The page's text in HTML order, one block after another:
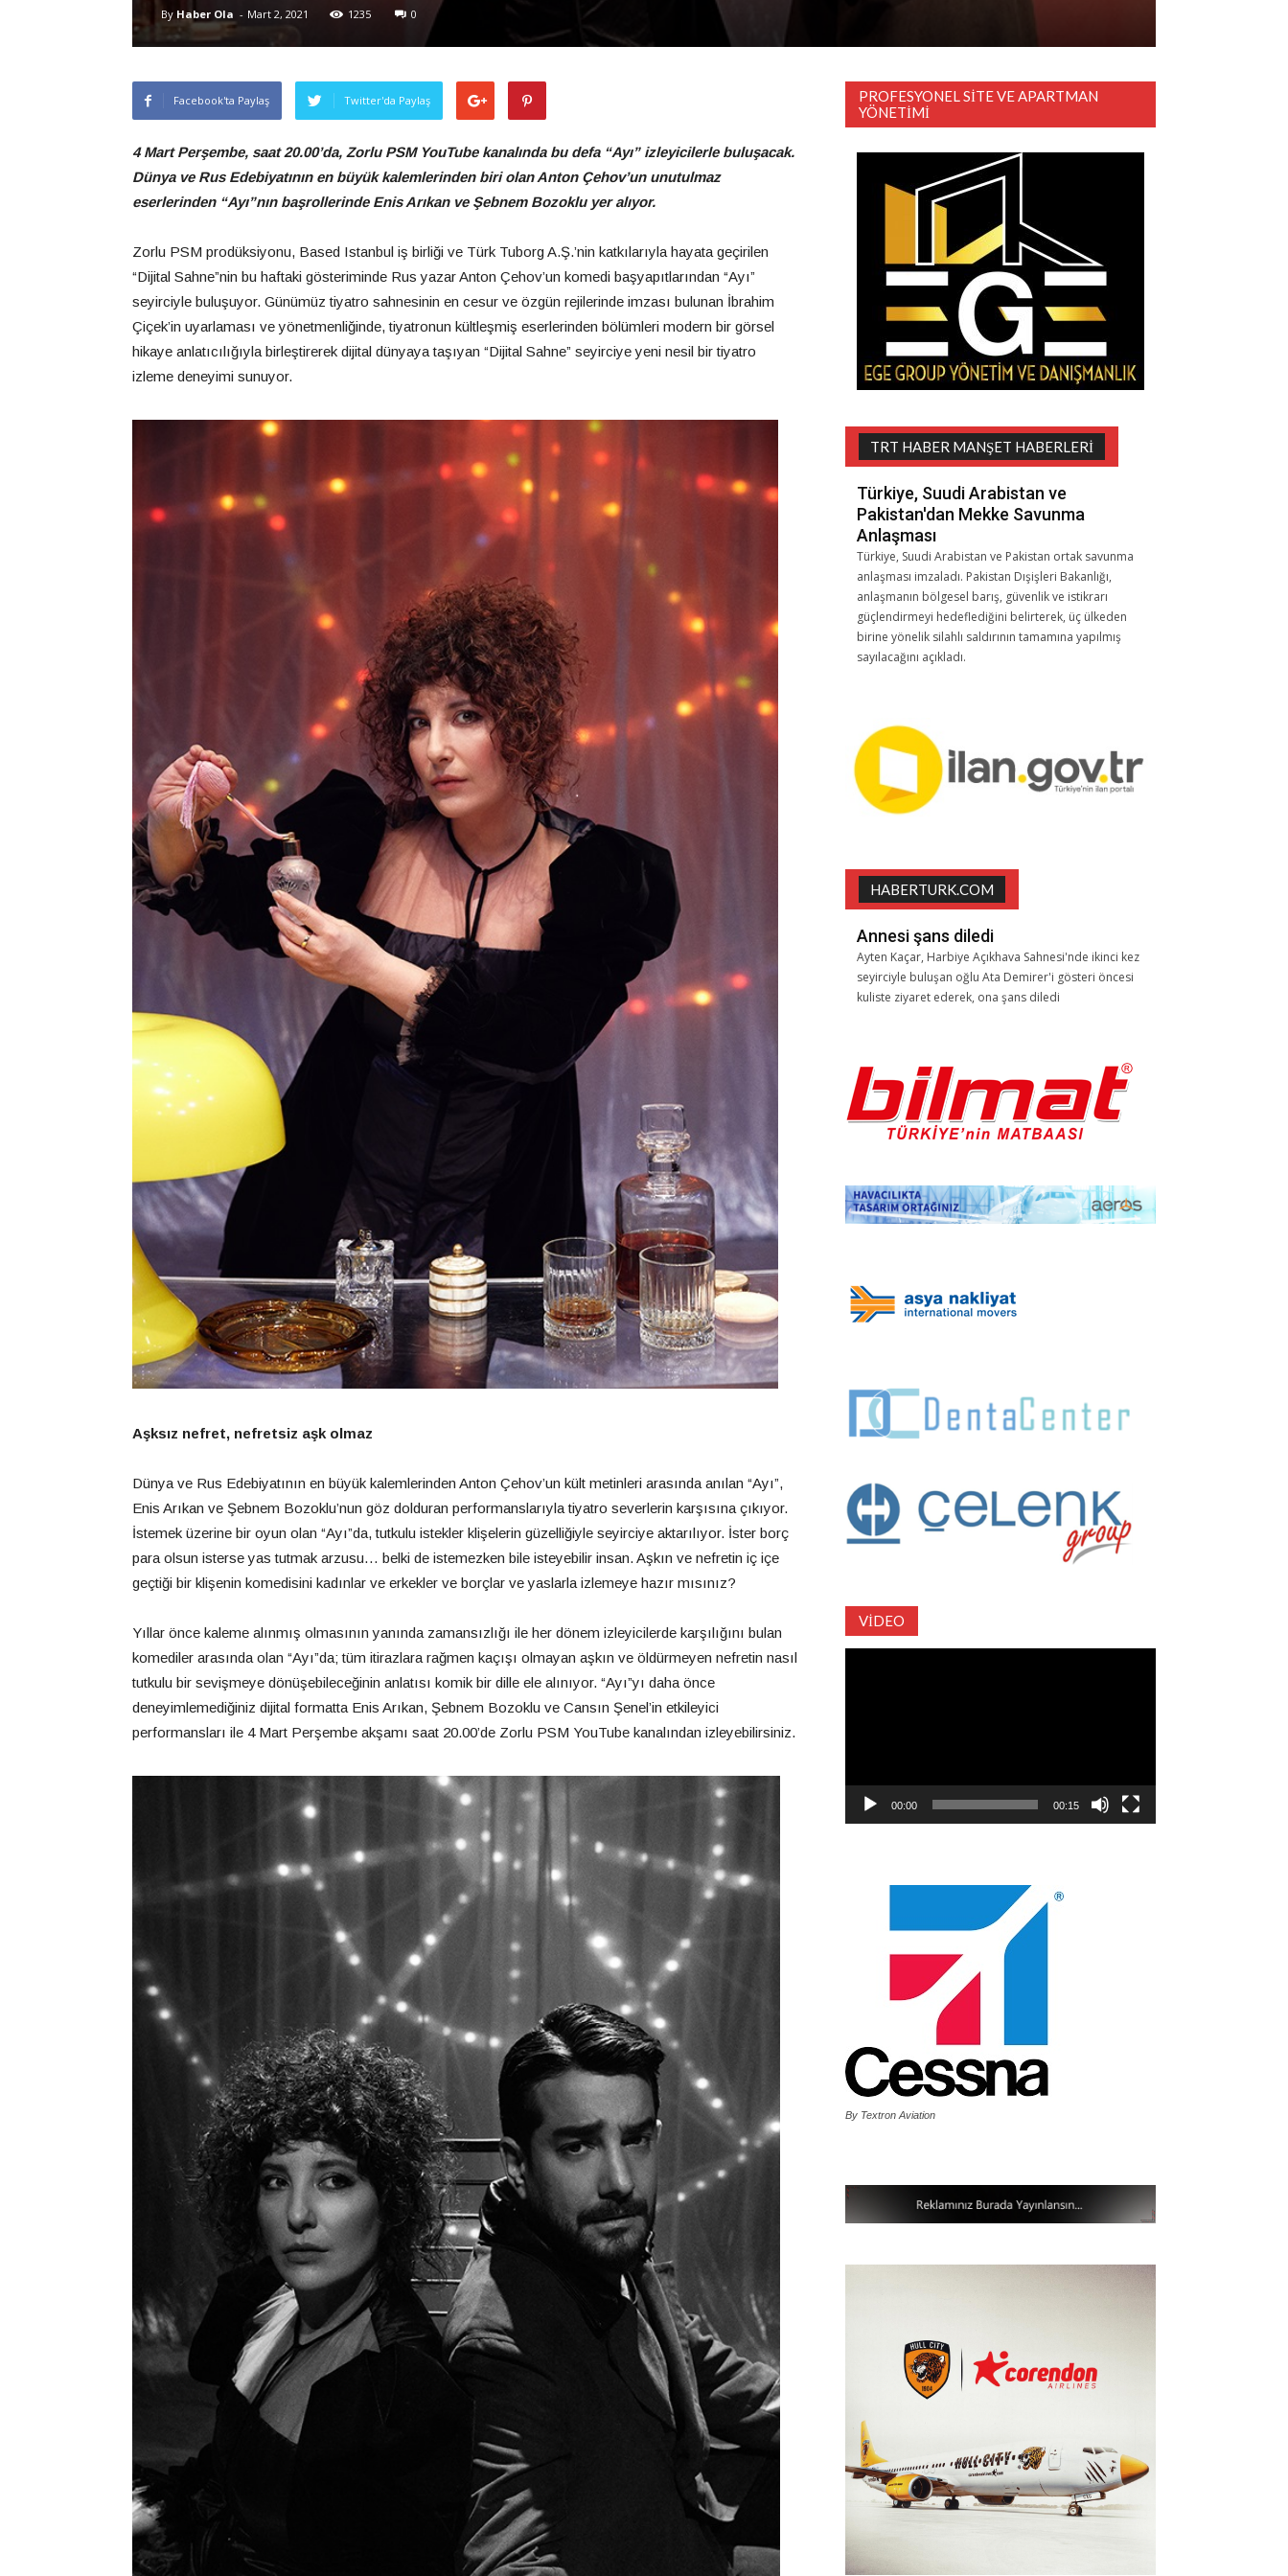
By Haber Ola - Mart 2, 2021 1235 0
Facebook'ta Paylaş Twitter'da Paylaş
4 Mart Perşembe, saat 20.00’da, Zorlu PSM YouTube kanalında bu defa “Ayı” izleyicilerle buluşacak.
Dünya ve Rus Edebiyatının en büyük kalemlerinden biri olan Anton Çehov’un unutulmaz
eserlerinden “Ayı”nın başrollerinde Enis Arıkan ve Şebnem Bozoklu yer alıyor.
Zorlu PSM prodüksiyonu, Based Istanbul iş birliği ve Türk Tuborg A.Ş.’nin katkılarıyla hayata geçirilen
“Dijital Sahne”nin bu haftaki gösteriminde Rus yazar Anton Çehov’un komedi başyapıtlarından “Ayı”
seyirciyle buluşuyor. Günümüz tiyatro sahnesinin en cesur ve özgün rejilerinde imzası bulunan İbrahim
Çiçek’in uyarlaması ve yönetmenliğinde, tiyatronun kültleşmiş eserlerinden bölümleri modern bir görsel
hikaye anlatıcılığıyla birleştirerek dijital dünyaya taşıyan “Dijital Sahne” seyirciye yeni nesil bir tiyatro
izleme deneyimi sunuyor.
Aşksız nefret, nefretsiz aşk olmaz
Dünya ve Rus Edebiyatının en büyük kalemlerinden Anton Çehov’un kült metinleri arasında anılan “Ayı”,
Enis Arıkan ve Şebnem Bozoklu’nun göz dolduran performanslarıyla tiyatro severlerin karşısına çıkıyor.
İstemek üzerine bir oyun olan “Ayı”da, tutkulu istekler klişelerin güzelliğiyle seyirciye aktarılıyor. İster borç
para olsun isterse yas tutmak arzusu… belki de istemezken bile isteyebilir insan. Aşkın ve nefretin iç içe
geçtiği bir klişenin komedisini kadınlar ve erkekler ve borçlar ve yaslarla izlemeye hazır mısınız?
Yıllar önce kaleme alınmış olmasının yanında zamansızlığı ile her dönem izleyicilerde karşılığını bulan
komediler arasında olan “Ayı”da; tüm itirazlara rağmen kaçışı olmayan aşkın ve öldürmeyen nefretin nasıl
tutkulu bir sevişmeye dönüşebileceğinin anlatısı komik bir dille ele alınıyor. “Ayı”yı daha önce
deneyimlemediğiniz dijital formatta Enis Arıkan, Şebnem Bozoklu ve Cansın Şenel’in etkileyici
performansları ile 4 Mart Perşembe akşamı saat 20.00’de Zorlu PSM YouTube kanalından izleyebilirsiniz.
PROFESYONEL SITE VE APARTMAN
YÖNETIMI
TRT HABER MANŞET HABERLERI
Türkiye, Suudi Arabistan ve
Pakistan'dan Mekke Savunma
Anlaşması
Türkiye, Suudi Arabistan ve Pakistan ortak savunma
anlaşması imzaladı. Pakistan Dışişleri Bakanlığı,
anlaşmanın bölgesel barış, güvenlik ve istikrarı
güçlendirmeyi hedeflediğini belirterek, üç ülkeden
birine yönelik silahlı saldırının tamamına yapılmış
sayılacağını açıkladı.
HABERTURK.COM
Annesi şans diledi
Ayten Kaçar, Harbiye Açıkhava Sahnesi'nde ikinci kez
seyirciyle buluşan oğlu Ata Demirer'i gösteri öncesi
kuliste ziyaret ederek, ona şans diledi
VIDEO
00:00 00:15
By Textron Aviation